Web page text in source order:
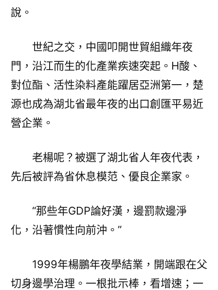
說。
世紀之交，中國叩開世貿組織年夜
門，沿江而生的化產業疾速突起。H酸、
對位酯、活性染料產能躍居亞洲第一，楚
源也成為湖北省最年夜的出口創匯平易近
營企業。
老楊呢？被選了湖北省人年夜代表，
先后被評為省休息模范、優良企業家。
“那些年GDP論好漢，邊罰款邊淨
化，沿著慣性向前沖。”
1999年楊鵬年夜學結業，開端跟在父
切身邊學治理。一根批示棒，看增速；一